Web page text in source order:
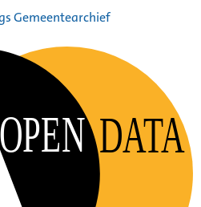
Gemeentearchief
DATA